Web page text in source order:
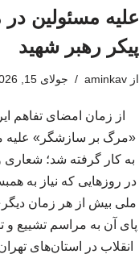
علیه مسئولین
پیکر رهبر شهید
از aminkav جولای 15, 2026
از زمان امضای تفاهم
«مرگ بر سازشگر» علیه
به کار گرفته شد؛
در روزهایی که نیاز به
ملی بیش از هر زمان
پای آن به مراسم تشییع و
انقلاب در استان‌های